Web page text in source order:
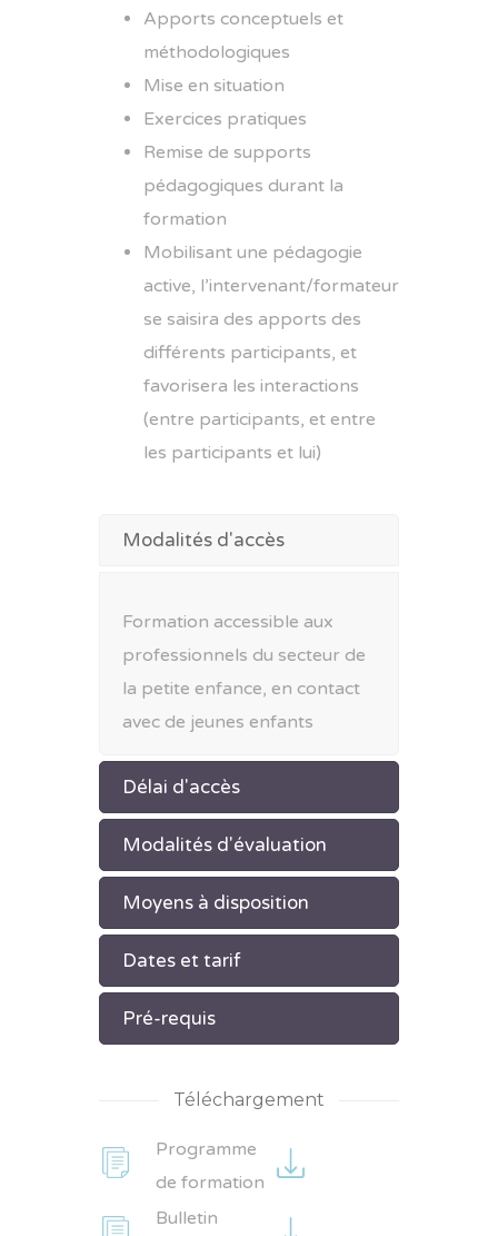
Apports conceptuels et
méthodologiques
Mise en situation
Exercices pratiques
Remise de supports
pédagogiques durant la
formation
Mobilisant une pédagogie
active, l’intervenant/formateur
se saisira des apports des
différents participants, et
favorisera les interactions
(entre participants, et entre
les participants et lui)
Modalités d'accès
Formation accessible aux
professionnels du secteur de
la petite enfance, en contact
avec de jeunes enfants
Délai d'accès
Modalités d'évaluation
Moyens à disposition
Dates et tarif
Pré-requis
Téléchargement
Programme
de formation
Bulletin